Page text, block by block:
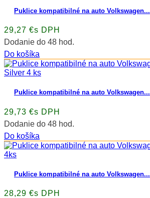
Puklice kompatibilné na auto Volkswagen...
29,27 €s DPH
Dodanie do 48 hod.
Do košíka
Puklice kompatibilné na auto Volkswagen...
29,73 €s DPH
Dodanie do 48 hod.
Do košíka
Puklice kompatibilné na auto Volkswagen...
28,29 €s DPH